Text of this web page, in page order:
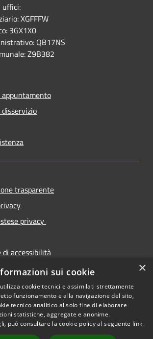
uffici:
XGFFFW
3GX1X0
QB17NS
Z9B382
trasparente
privacy
di accessibilità
Copyright © 2026 • Comune di
Torre De' Passeri • Powered by
×
sui cookie
cookie tecnici e assimilati strettamente
funzionamento e alla navigazione del sito,
tecnico analitico al solo fine di elaborare
statistiche, aggregate e anonime.
può consultare la cookie policy al seguente link